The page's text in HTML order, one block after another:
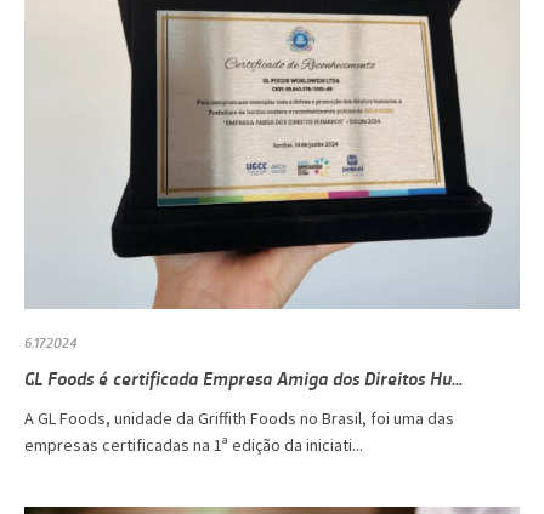
6.17.2024
GL Foods é certificada Empresa Amiga dos Direitos Hu...
A GL Foods, unidade da Griffith Foods no Brasil, foi uma das
empresas certificadas na 1ª edição da iniciati...